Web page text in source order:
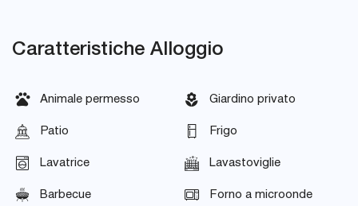
Caratteristiche Alloggio
Animale permesso Giardino privato
Patio Frigo
Lavatrice Lavastoviglie
Barbecue Forno a microonde